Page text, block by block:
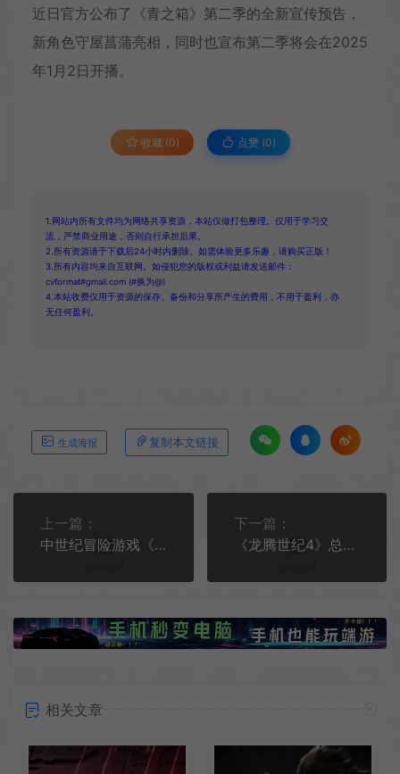
近日官方公布了《青之箱》第二季的全新宣传预告，
新角色守屋菖蒲亮相，同时也宣布第二季将会在2025
年1月2日开播。
收藏 (0) 点赞 (0)
1.网站内所有文件均为网络共享资源，本站仅做打包整理。仅用于学习交
流，严禁商业用途，否则自行承担后果。
2.所有资源请于下载后24小时内删除。如需体验更多乐趣，请购买正版！
3.所有内容均来自互联网。如侵犯您的版权或利益请发送邮件：
cvformat#gmail.com (#换为@)
4.本站收费仅用于资源的保存、备份和分享所产生的费用，不用于盈利，亦
无任何盈利。
生成海报 复制本文链接
上一篇：
中世纪冒险游戏《Elflock》发布实机预告 2025年发售
下一篇：
《龙腾世纪4》总监抱怨玩家不够包容 导致游戏失败
相关文章